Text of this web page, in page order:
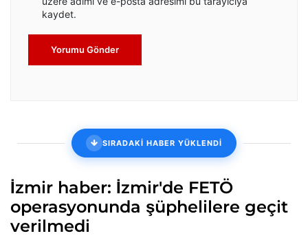
kaydet.
Yorumu Gönder
SIRADAKİ HABER YÜKLENDİ
İzmir haber: İzmir'de FETÖ
operasyonunda şüphelilere geçit
verilmedi